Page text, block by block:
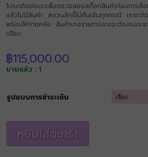
โปรดติดต่อเราเพื่อตรวจสอบสต็อกสินค้าก่อนการ
แล้วไม่มีสินค้า สงวนสิทธิ์ไม่คืนเงินทุกกรณี เราจะจั
พร้อมให้ภายหลัง สินค้าบางรายการอาจจะต้องรอระ
เดือน
฿115,000.00
ขายแล้ว : 1
รูปแบบการชำระเงิน
หยิบใส่ตะกร้า